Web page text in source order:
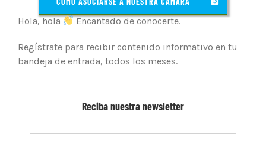
Hola, hola Encantado de conocerte.
Regístrate para recibir contenido informativo en tu
bandeja de entrada, todos los meses.
Reciba nuestra newsletter